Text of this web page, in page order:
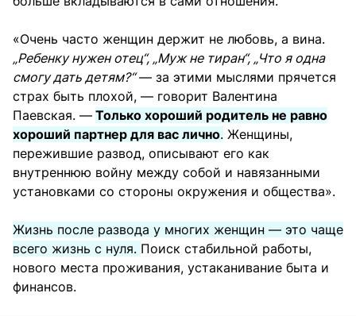
«Очень часто женщин держит не любовь, а вина.
„Ребенку нужен отец“, „Муж не тиран“, „Что я одна
смогу дать детям?“— за этими мыслями прячется
страх быть плохой, — говорит Валентина
Паевская. — Только хороший родитель не равно
хороший партнер для вас лично. Женщины,
пережившие развод, описывают его как
внутреннюю войну между собой и навязанными
установками со стороны окружения и общества».
Жизнь после развода у многих женщин — это чаще
всего жизнь с нуля. Поиск стабильной работы,
нового места проживания, устаканивание быта и
финансов.